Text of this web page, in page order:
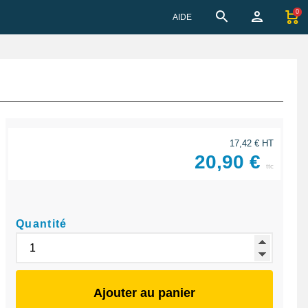
AIDE
0
17,42 € HT
20,90 € ttc
Quantité
Ajouter au panier